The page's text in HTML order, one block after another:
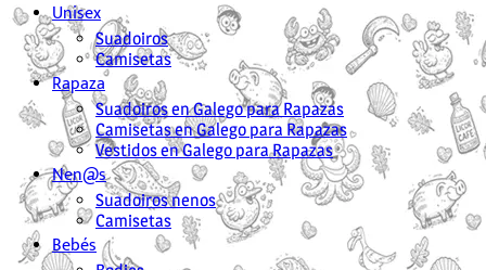
Unisex
Suadoiros
Camisetas
Rapaza
Suadoiros en Galego para Rapazas
Camisetas en Galego para Rapazas
Vestidos en Galego para Rapazas
Nen@s
Suadoiros nenos
Camisetas
Bebés